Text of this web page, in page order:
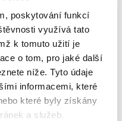
poskytování funkcí
využívá tato
k tomuto užití je
o tom, pro jaké další
níže. Tyto údaje
informacemi, které
které byly získány
a služeb.
Zobrazit více